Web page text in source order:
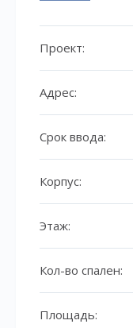
Проект:
Адрес:
Срок ввода:
Корпус:
Этаж:
Кол-во спален:
Площадь: